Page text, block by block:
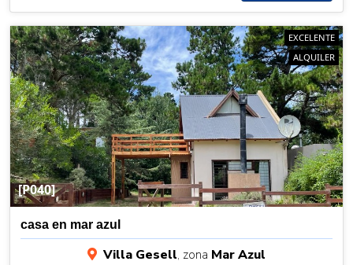
[P040]
EXCELENTE
ALQUILER
casa en mar azul
Villa Gesell, zona Mar Azul